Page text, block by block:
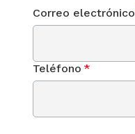
Correo electrónico
Teléfono *